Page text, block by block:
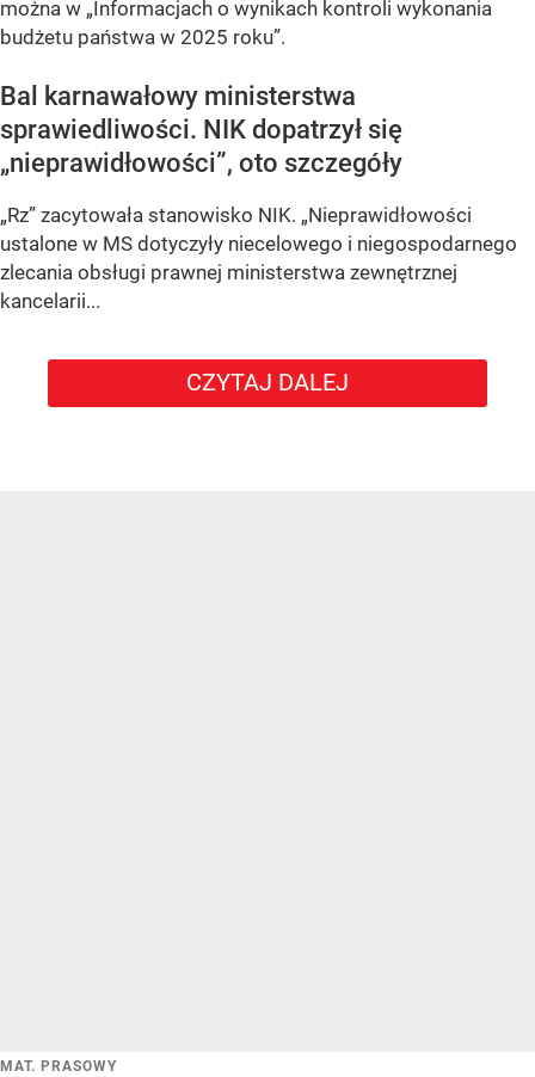
można w „Informacjach o wynikach kontroli wykonania
budżetu państwa w 2025 roku”.
Bal karnawałowy ministerstwa
sprawiedliwości. NIK dopatrzył się
„nieprawidłowości”, oto szczegóły
„Rz” zacytowała stanowisko NIK. „Nieprawidłowości
ustalone w MS dotyczyły niecelowego i niegospodarnego
zlecania obsługi prawnej ministerstwa zewnętrznej
kancelarii...
CZYTAJ DALEJ
MAT. PRASOWY